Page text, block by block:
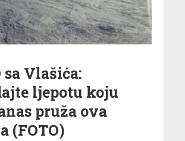
sa Vlašića:
ljepotu koju
pruža ova
(FOTO)